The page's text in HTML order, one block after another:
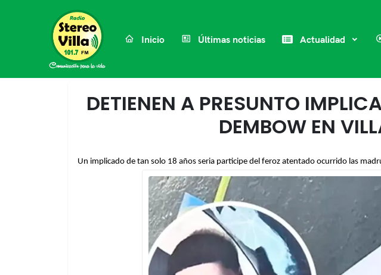
Inicio Últimas noticias Actualidad
DETIENEN A PRESUNTO
DEMBOW EN
Un implicado de tan solo 18 años seria participe del feroz atentado ocurrido las